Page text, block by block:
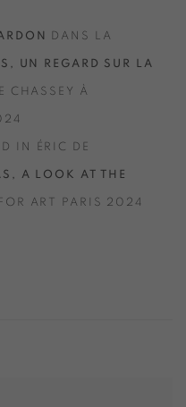
DANS LA
UN REGARD SUR LA
CHASSEY À
IN ÉRIC DE
A LOOK AT THE
ART PARIS 2024